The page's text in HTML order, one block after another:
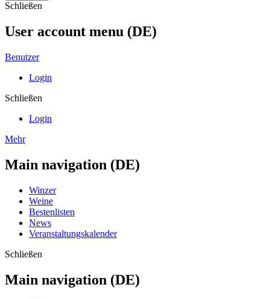
Schließen
User account menu (DE)
Benutzer
Login
Schließen
Login
Mehr
Main navigation (DE)
Winzer
Weine
Bestenlisten
News
Veranstaltungskalender
Schließen
Main navigation (DE)